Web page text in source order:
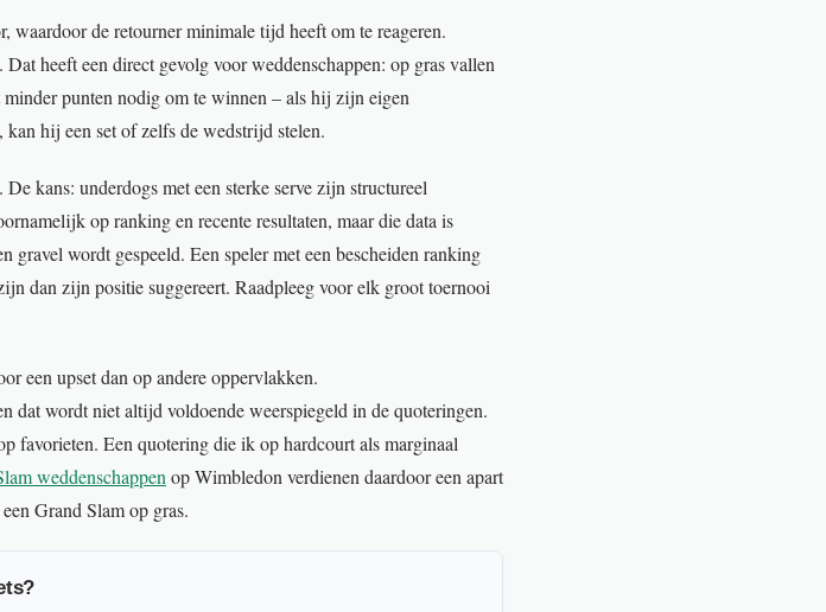
waardoor de retourner minimale tijd heeft om te reageren.
heeft een direct gevolg voor weddenschappen: op gras vallen
punten nodig om te winnen – als hij zijn eigen
kan hij een set of zelfs de wedstrijd stelen.
kans: underdogs met een sterke serve zijn structureel
op ranking en recente resultaten, maar die data is
gravel wordt gespeeld. Een speler met een bescheiden ranking
dan zijn positie suggereert. Raadpleeg voor elk groot toernooi
een upset dan op andere oppervlakken.
dat wordt niet altijd voldoende weerspiegeld in de quoteringen.
favorieten. Een quotering die ik op hardcourt als marginaal
weddenschappenop Wimbledon verdienen daardoor een apart
Grand Slam op gras.